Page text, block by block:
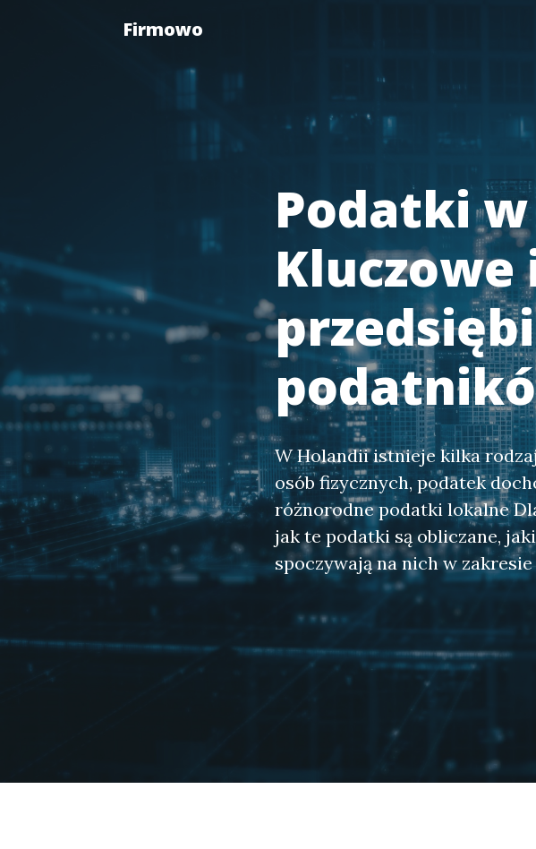
Firmowo
Podatki
W Holandii istnieje kilka
osób fizycznych, podatek
różnorodne podatki lokalne
jak te podatki są obliczane,
spoczywają na nich w